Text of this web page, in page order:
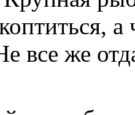
а
все же